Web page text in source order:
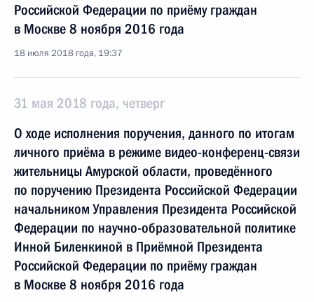
Российской Федерации по приёму граждан
в Москве 8 ноября 2016 года
18 июля 2018 года, 19:37
31 мая 2018 года, четверг
О ходе исполнения поручения, данного по итогам
личного приёма в режиме видео-конференц-связи
жительницы Амурской области, проведённого
по поручению Президента Российской Федерации
начальником Управления Президента Российской
Федерации по научно-образовательной политике
Инной Биленкиной в Приёмной Президента
Российской Федерации по приёму граждан
в Москве 8 ноября 2016 года